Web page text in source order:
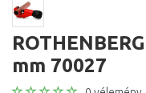
mm 70027